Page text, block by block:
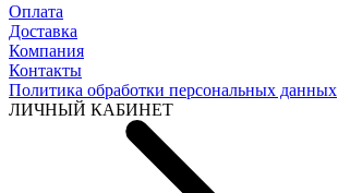
Оплата
Доставка
Компания
Контакты
Политика обработки персональных данных
ЛИЧНЫЙ КАБИНЕТ